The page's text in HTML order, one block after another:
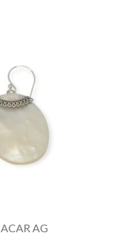
AG